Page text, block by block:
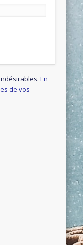
En
de vos